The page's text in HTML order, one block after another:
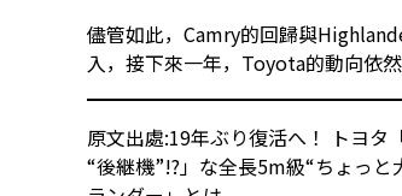
儘管如此，Camry的回歸與
入，接下來一年，Toyota的動向依然
原文出處:19年ぶり復活へ！ トヨタ
“後継機”!?」な全長5m級“ちょっ